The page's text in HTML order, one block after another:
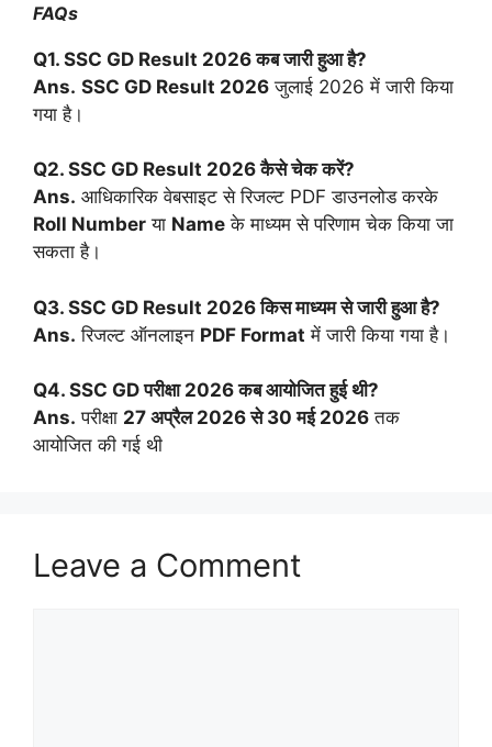
FAQs
Q1. SSC GD Result 2026 कब जारी हुआ है?
Ans. SSC GD Result 2026 जुलाई 2026 में जारी किया
गया है।
Q2. SSC GD Result 2026 कैसे चेक करें?
Ans. आधिकारिक वेबसाइट से रिजल्ट PDF डाउनलोड करके
Roll Number या Name के माध्यम से परिणाम चेक किया जा
सकता है।
Q3. SSC GD Result 2026 किस माध्यम से जारी हुआ है?
Ans. रिजल्ट ऑनलाइन PDF Format में जारी किया गया है।
Q4. SSC GD परीक्षा 2026 कब आयोजित हुई थी?
Ans. परीक्षा 27 अप्रैल 2026 से 30 मई 2026 तक
आयोजित की गई थी
Leave a Comment